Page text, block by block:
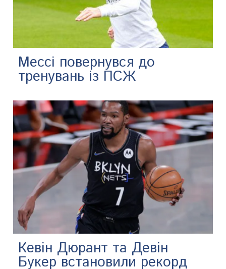
Мессі повернувся до
тренувань із ПСЖ
Кевін Дюрант та Девін
Букер встановили рекорд